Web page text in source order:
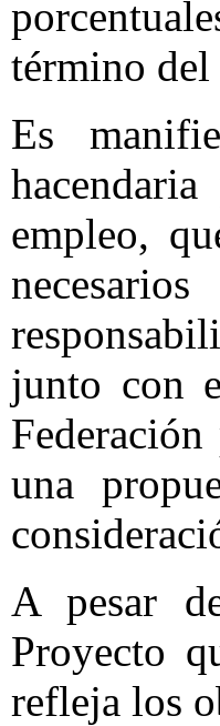
término del
Es
empleo,
junto con
una
A pesar
Proyecto
refleja los